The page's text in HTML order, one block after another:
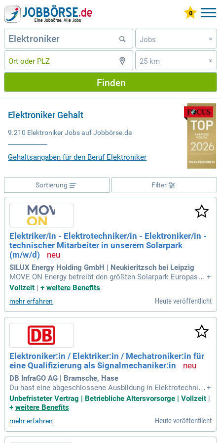
Jobs »
25 km »
Finden
Elektroniker Gehalt
9.210 Elektroniker Jobs auf Jobbörse.de
Gehaltsangaben für den Beruf Elektroniker
Filter
Sortierung
Elektriker/in - Elektrotechniker/in - Elektroniker/in -
technischer Mitarbeiter in unserem Solarpark
(m/w/d)
SILUX Energy Holding GmbH | Neukieritzsch bei Leipzig
MOVE ON Energy betreibt den größten Solarpark Europas i
m Landkreis Leipzig mit 650 Megawatt. Unsere Energie wird
netz eingespeist. Zur Unterstützung des reibungslosen Betri
ebs des Solarparks Witznitz suchen wir einen Elektriker mit
Führerschein. Ihre Aufgaben umfassen Wartung, Instandhalt
ung, Ersatzteilmanagement und die ganzheitliche Betreuung
wichtiger Anlagenteile. Zudem sind Sie für die Durchführung
von DGUV-V3-Prüfungen und die Erstellung rechtskonformer
Dokumentationen verantwortlich. Werden Sie Teil unseres
motivierten Teams und tragen Sie aktiv zur Energiewende b
ei!
+
Vollzeit | + weitere Benefits
mehr erfahren Heute veröffentlicht
Elektroniker:in / Elektriker:in / Mechatroniker:in für
eine Qualifizierung als Signalmechaniker:in
DB InfraGO AG | Bramsche, Hase
Du hast eine abgeschlossene Ausbildung in Elektrotechnik,
wie als Elektriker:in oder Mechatroniker:in? Wir suchen dich
für unsere rollierende Rufbereitschaft, die alle 4-5 Wochen s
h, bereitet dir Freude. Zuverlässigkeit, Teamfähigkeit und Fle
xibilität zeichnen dich aus. Ein Führerschein der Klasse B ist
+
Unbefristeter Vertrag | Betriebliche Altersvorsorge | Vollzeit
+ weitere Benefits
mehr erfahren Heute veröffentlicht